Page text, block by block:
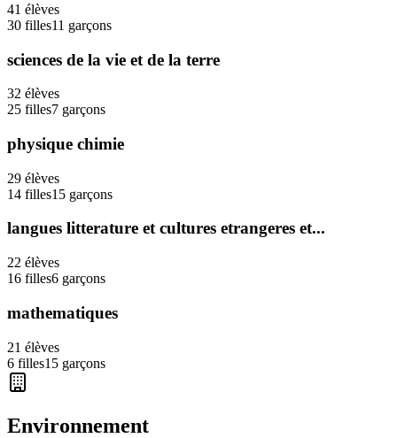
41 élèves
30 filles11 garçons
sciences de la vie et de la terre
32 élèves
25 filles7 garçons
physique chimie
29 élèves
14 filles15 garçons
langues litterature et cultures etrangeres et...
22 élèves
16 filles6 garçons
mathematiques
21 élèves
6 filles15 garçons
Environnement